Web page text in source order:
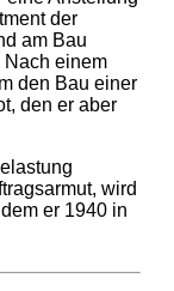
der
am Bau
Nach einem
den Bau einer
den er aber
wird
er 1940 in